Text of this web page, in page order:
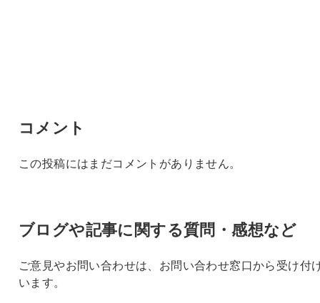
コメント
この投稿にはまだコメントがありません。
ブログや記事に関する質問・感想など
ご意見やお問い合わせは、お問い合わせ窓口から受け付
います。